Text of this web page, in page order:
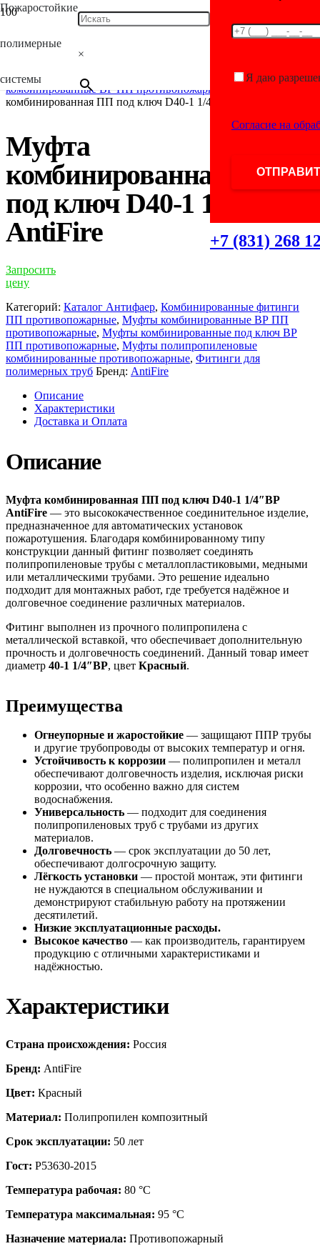
Пожаростойкие
полимерные
системы
×
Я даю
Согласие на
+7 (831) 268
труб/Комбинированные фитинги ПП
комбинированные противопожарные
комбинированные ВР ПП противопожарные
комбинированная ПП под ключ D40-1 1/4″ВР AntiFire
Муфта
комбинированная ПП
под ключ D40-1 1/4″ВР
AntiFire
Запросить
цену
Категорий: Каталог Антифаер, Комбинированные фитинги
ПП противопожарные, Муфты комбинированные ВР ПП
противопожарные, Муфты комбинированные под ключ ВР
ПП противопожарные, Муфты полипропиленовые
комбинированные противопожарные, Фитинги для
полимерных труб Бренд: AntiFire
Описание
Характеристики
Доставка и Оплата
Описание
Муфта комбинированная ПП под ключ D40-1 1/4″ВР
AntiFire — это высококачественное соединительное изделие,
предназначенное для автоматических установок
пожаротушения. Благодаря комбинированному типу
конструкции данный фитинг позволяет соединять
полипропиленовые трубы с металлопластиковыми, медными
или металлическими трубами. Это решение идеально
подходит для монтажных работ, где требуется надёжное и
долговечное соединение различных материалов.
Фитинг выполнен из прочного полипропилена с
металлической вставкой, что обеспечивает дополнительную
прочность и долговечность соединений. Данный товар имеет
диаметр 40-1 1/4″ВР, цвет Красный.
Преимущества
Огнеупорные и жаростойкие — защищают ППР трубы
и другие трубопроводы от высоких температур и огня.
Устойчивость к коррозии — полипропилен и металл
обеспечивают долговечность изделия, исключая риски
коррозии, что особенно важно для систем
водоснабжения.
Универсальность — подходит для соединения
полипропиленовых труб с трубами из других
материалов.
Долговечность — срок эксплуатации до 50 лет,
обеспечивают долгосрочную защиту.
Лёгкость установки — простой монтаж, эти фитинги
не нуждаются в специальном обслуживании и
демонстрируют стабильную работу на протяжении
десятилетий.
Низкие эксплуатационные расходы.
Высокое качество — как производитель, гарантируем
продукцию с отличными характеристиками и
надёжностью.
Характеристики
Страна происхождения: Россия
Бренд: AntiFire
Цвет: Красный
Материал: Полипропилен композитный
Срок эксплуатации: 50 лет
Гост: Р53630-2015
Температура рабочая: 80 °С
Температура максимальная: 95 °С
Назначение материала: Противопожарный